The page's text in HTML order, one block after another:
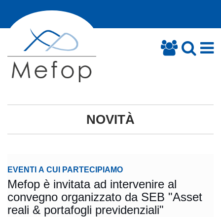
NOVITÀ
EVENTI A CUI PARTECIPIAMO
Mefop è invitata ad intervenire al
convegno organizzato da SEB "Asset
reali & portafogli previdenziali"